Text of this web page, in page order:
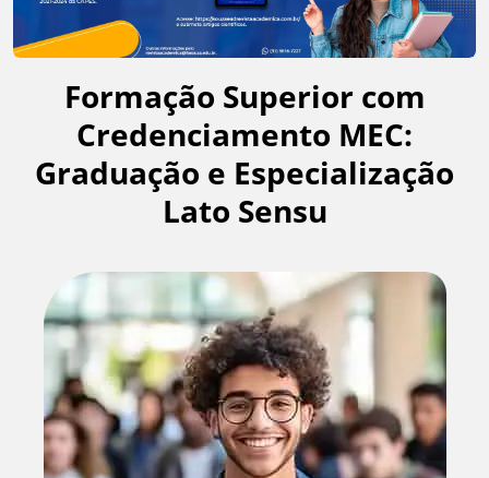
Formação Superior com
Credenciamento MEC:
Graduação e Especialização
Lato Sensu